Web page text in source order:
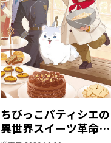
ちびっこパティシエの
異世界スイーツ革命～